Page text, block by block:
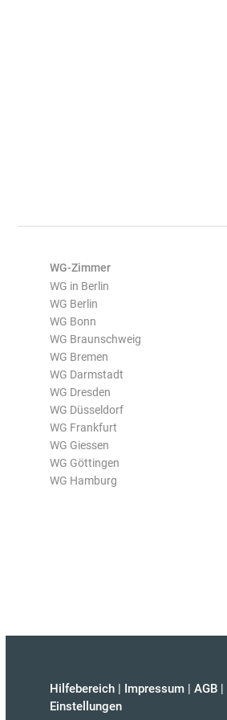
WG-Zimmer
WG in Berlin
WG Berlin
WG Bonn
WG Braunschweig
WG Bremen
WG Darmstadt
WG Dresden
WG Düsseldorf
WG Frankfurt
WG Giessen
WG Göttingen
WG Hamburg
Hilfebereich | Impressum | AGB |
Einstellungen